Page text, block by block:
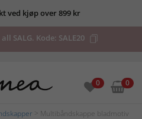
ved kjøp over 899 kr
SALG. Kode: SALE20
0 0
> Multibåndskappe bladmotiv